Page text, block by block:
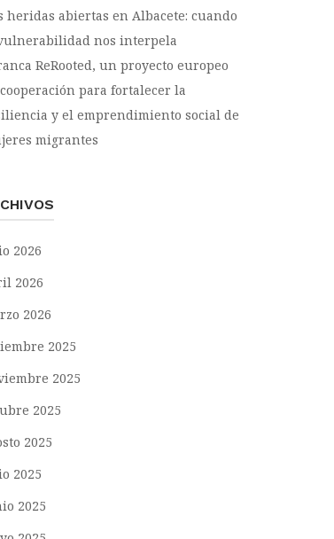
heridas abiertas en Albacete: cuando
nos interpela
ReRooted, un proyecto europeo
para fortalecer la
y el emprendimiento social de
migrantes
2026
2026
2026
2025
2025
2025
2025
2025
2025